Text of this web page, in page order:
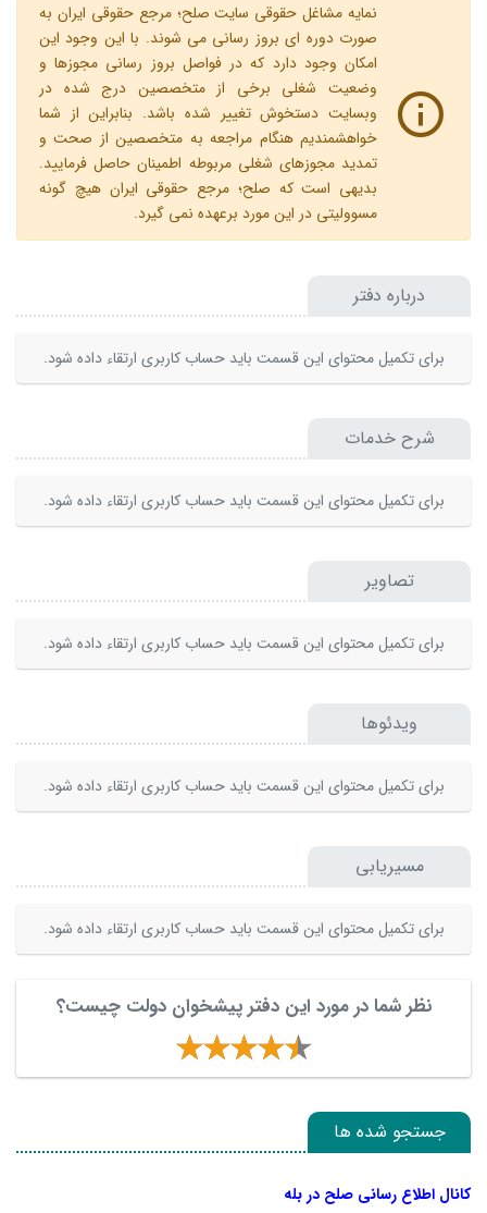
نمایه مشاغل حقوقی سایت صلح؛ مرجع حقوقی ایران به
صورت دوره ای بروز رسانی می شوند. با این وجود این
امکان وجود دارد که در فواصل بروز رسانی مجوزها و
وضعیت شغلی برخی از متخصصین درج شده در
وبسایت دستخوش تغییر شده باشد. بنابراین از شما
خواهشمندیم هنگام مراجعه به متخصصین از صحت و
تمدید مجوزهای شغلی مربوطه اطمینان حاصل فرمایید.
بدیهی است که صلح؛ مرجع حقوقی ایران هیچ گونه
مسوولیتی در این مورد برعهده نمی گیرد.
درباره دفتر
برای تکمیل محتوای این قسمت باید حساب کاربری ارتقاء داده شود.
شرح خدمات
برای تکمیل محتوای این قسمت باید حساب کاربری ارتقاء داده شود.
تصاویر
برای تکمیل محتوای این قسمت باید حساب کاربری ارتقاء داده شود.
ویدئوها
برای تکمیل محتوای این قسمت باید حساب کاربری ارتقاء داده شود.
مسیریابی
برای تکمیل محتوای این قسمت باید حساب کاربری ارتقاء داده شود.
نظر شما در مورد این دفتر پیشخوان دولت چیست؟
جستجو شده ها
کانال اطلاع رسانی صلح در بله